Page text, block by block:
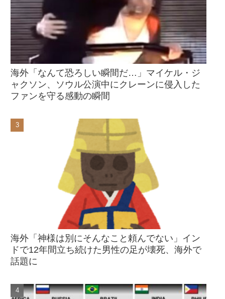
海外「なんて恐ろしい瞬間だ…」マイケル・ジ
ャクソン、ソウル公演中にクレーンに侵入した
ファンを守る感動の瞬間
海外「神様は別にそんなこと頼んでない」イン
ドで12年間立ち続けた男性の足が壊死、海外で
話題に